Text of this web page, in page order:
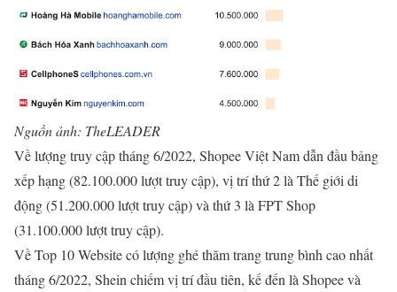
Nguồn ảnh: TheLEADER
Về lượng truy cập tháng 6/2022, Shopee Việt Nam dẫn đầu bảng
xếp hạng (82.100.000 lượt truy cập), vị trí thứ 2 là Thế giới di
động (51.200.000 lượt truy cập) và thứ 3 là FPT Shop
(31.100.000 lượt truy cập).
Về Top 10 Website có lượng ghé thăm trang trung bình cao nhất
tháng 6/2022, Shein chiếm vị trí đầu tiên, kế đến là Shopee và